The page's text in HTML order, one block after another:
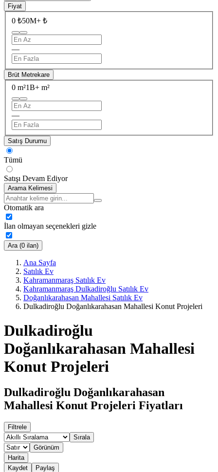
Fiyat
0 ₺50M+ ₺
—
Brüt Metrekare
0 m²1B+ m²
—
Satış Durumu
Tümü
Satışı Devam Ediyor
Arama Kelimesi
Otomatik ara
İlan olmayan seçenekleri gizle
Ara (0 ilan)
Ana Sayfa
Satılık Ev
Kahramanmaraş Satılık Ev
Kahramanmaraş Dulkadiroğlu Satılık Ev
Doğanlıkarahasan Mahallesi Satılık Ev
Dulkadiroğlu Doğanlıkarahasan Mahallesi Konut Projeleri
Dulkadiroğlu
Doğanlıkarahasan Mahallesi
Konut Projeleri
Dulkadiroğlu Doğanlıkarahasan
Mahallesi Konut Projeleri Fiyatları
Filtrele
Sırala
Görünüm
Harita
Kaydet
Paylaş